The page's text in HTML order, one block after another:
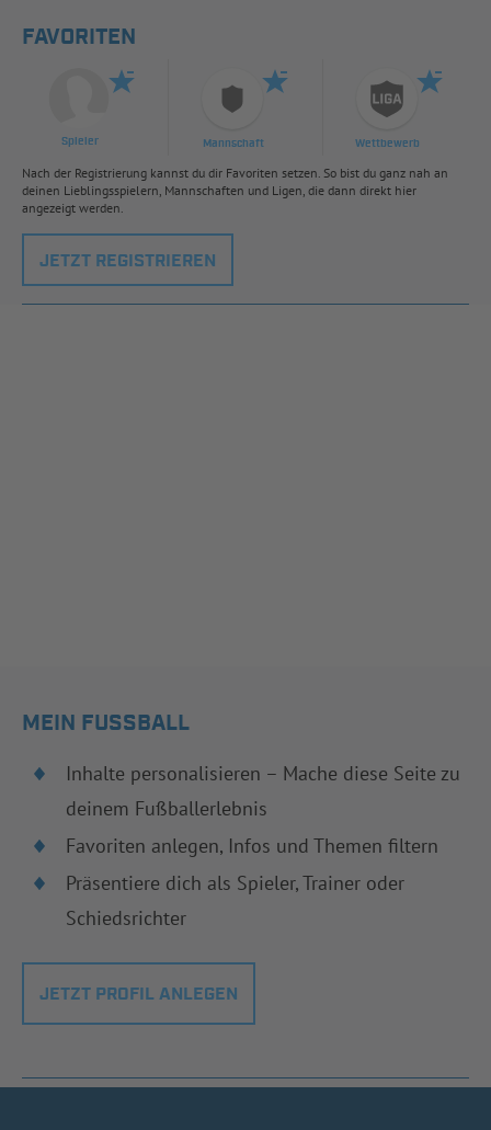
FAVORITEN
Spieler Mannschaft Wettbewerb
Nach der Registrierung kannst du dir Favoriten setzen. So bist du ganz nah an
deinen Lieblingsspielern, Mannschaften und Ligen, die dann direkt hier
angezeigt werden.
JETZT REGISTRIEREN
MEIN FUSSBALL
Inhalte personalisieren – Mache diese Seite zu
deinem Fußballerlebnis
Favoriten anlegen, Infos und Themen filtern
Präsentiere dich als Spieler, Trainer oder
Schiedsrichter
JETZT PROFIL ANLEGEN